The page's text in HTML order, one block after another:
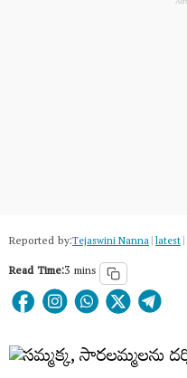
Reported by:Tejaswini Nanna|latest|
Read Time:3 mins